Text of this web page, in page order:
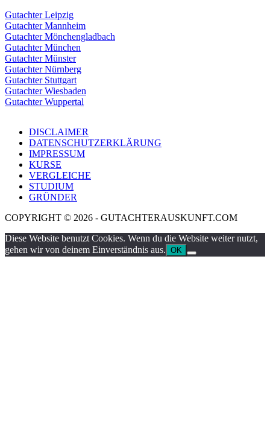
Gutachter Leipzig
Gutachter Mannheim
Gutachter Mönchengladbach
Gutachter München
Gutachter Münster
Gutachter Nürnberg
Gutachter Stuttgart
Gutachter Wiesbaden
Gutachter Wuppertal
DISCLAIMER
DATENSCHUTZERKLÄRUNG
IMPRESSUM
KURSE
VERGLEICHE
STUDIUM
GRÜNDER
COPYRIGHT © 2026 - GUTACHTERAUSKUNFT.COM
Diese Website benutzt Cookies. Wenn du die Website weiter nutzt,
gehen wir von deinem Einverständnis aus. OK